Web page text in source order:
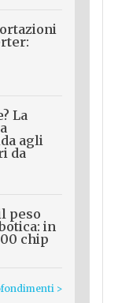
La
agli
da
peso
in
chip
>